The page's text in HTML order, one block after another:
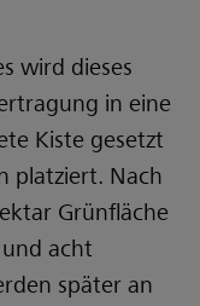
wird dieses
in eine
Kiste gesetzt
platziert. Nach
Grünfläche
acht
später an